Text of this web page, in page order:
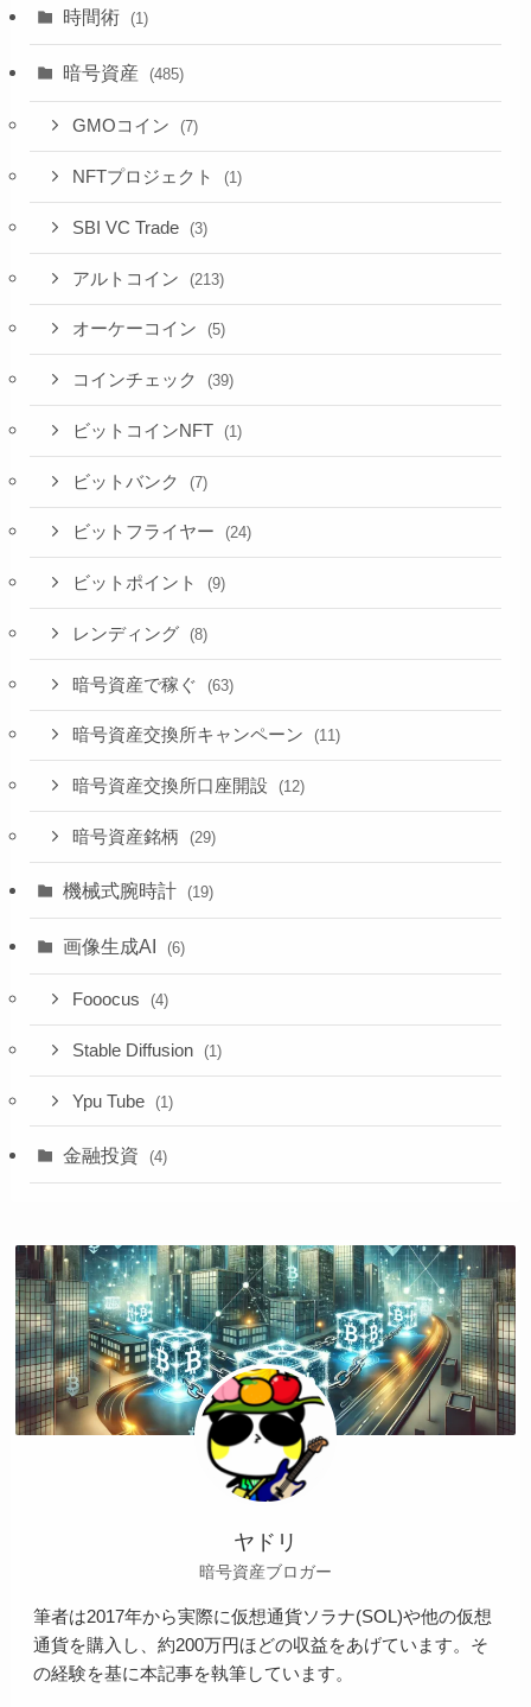
時間術 (1)
暗号資産 (485)
GMOコイン (7)
NFTプロジェクト (1)
SBI VC Trade (3)
アルトコイン (213)
オーケーコイン (5)
コインチェック (39)
ビットコインNFT (1)
ビットバンク (7)
ビットフライヤー (24)
ビットポイント (9)
レンディング (8)
暗号資産で稼ぐ (63)
暗号資産交換所キャンペーン (11)
暗号資産交換所口座開設 (12)
暗号資産銘柄 (29)
機械式腕時計 (19)
画像生成AI (6)
Fooocus (4)
Stable Diffusion (1)
Ypu Tube (1)
金融投資 (4)
ヤドリ
暗号資産ブロガー
筆者は2017年から実際に仮想通貨ソラナ(SOL)や他の仮想
通貨を購入し、約200万円ほどの収益をあげています。そ
の経験を基に本記事を執筆しています。